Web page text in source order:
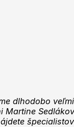
dlhodobo
Martine